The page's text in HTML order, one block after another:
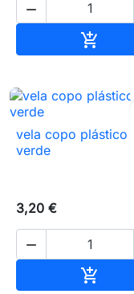


vela copo plástico
verde
3,20 €

